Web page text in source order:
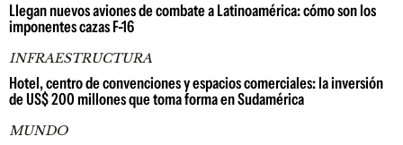
Llegan nuevos aviones de combate a Latinoamérica: cómo son los
imponentes cazas F-16
INFRAESTRUCTURA
Hotel, centro de convenciones y espacios comerciales: la inversión
de US$ 200 millones que toma forma en Sudamérica
MUNDO